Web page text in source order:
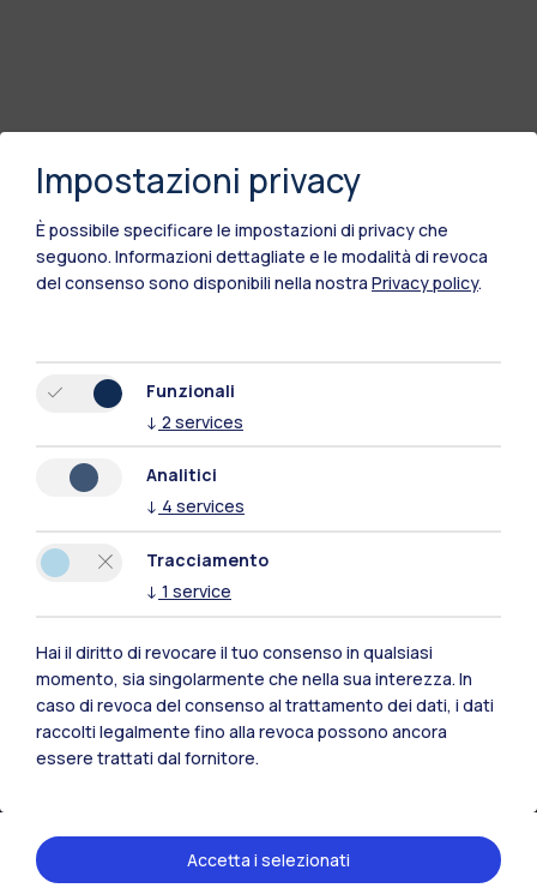
Polimi Community
Tutti i siti dell’ecosistema
Residenze
Impostazioni privacy
È possibile specificare le impostazioni di privacy che
seguono. Informazioni dettagliate e le modalità di revoca
del consenso sono disponibili nella nostra Privacy policy.
Funzionali
↓ 2 services
Analitici
↓ 4 services
Tracciamento
↓ 1 service
Hai il diritto di revocare il tuo consenso in qualsiasi
momento, sia singolarmente che nella sua interezza. In
caso di revoca del consenso al trattamento dei dati, i dati
raccolti legalmente fino alla revoca possono ancora
essere trattati dal fornitore.
Accetta i selezionati